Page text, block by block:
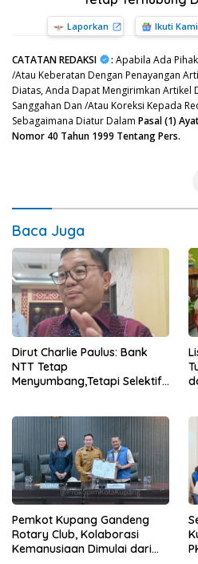
Laporkan Ikuti Kami
CATATAN REDAKSI : Apabila Ada
/Atau Keberatan Dengan Penayangan
Diatas, Anda Dapat Mengirimkan Artikel
Sanggahan Dan /Atau Koreksi Kepada
Sebagaimana Diatur Dalam Pasal (1)
Nomor 40 Tahun 1999 Tentang Pers.
Baca Juga
Dirut Charlie Paulus: Bank
NTT Tetap
Menyumbang,Tetapi Selektif
Pemkot Kupang Gandeng
Rotary Club, Kolaborasi
Kemanusiaan Dimulai dari